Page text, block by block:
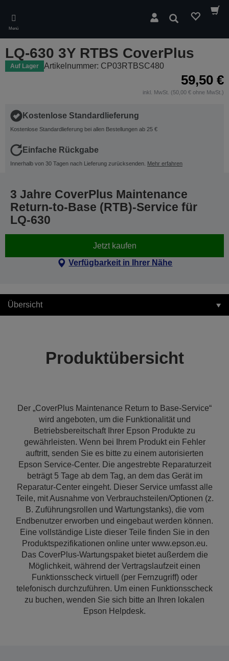
main
content
Menü
Suchen
LQ-630 3Y RTBS CoverPlus
Auf Lager Artikelnummer: CP03RTBSC480
59,50 €
inkl. MwSt. (50,00 € ohne MwSt.)
Kostenlose Standardlieferung
Kostenlose Standardlieferung bei allen Bestellungen ab 25 €
Einfache Rückgabe
Innerhalb von 30 Tagen nach Lieferung zurücksenden. Mehr erfahren
3 Jahre CoverPlus Maintenance
Return-to-Base (RTB)-Service für
LQ-630
Jetzt kaufen
Verfügbarkeit in Ihrer Nähe
Übersicht
Produktübersicht
Der „CoverPlus Maintenance Return to Base-Service“
wird angeboten, um die Funktionalität und
Betriebsbereitschaft Ihrer Epson Produkte zu
gewährleisten. Wenn bei Ihrem Produkt ein Fehler
auftritt, senden Sie es bitte zu einem autorisierten
Epson Service-Center. Die angestrebte Reparaturzeit
beträgt 5 Tage ab dem Tag, an dem das Gerät im
Reparatur-Center eingeht. Dieser Service umfasst alle
Teile, mit Ausnahme von Verbrauchsteilen/Optionen (z.
B. Zuführungsrollen und Wartungstanks), die vom
Endbenutzer erworben und eingebaut werden können.
Eine vollständige Liste dieser Teile finden Sie in den
Produktspezifikationen online unter www.epson.eu.
Das CoverPlus-Wartungspaket bietet außerdem die
Möglichkeit, während der Vertragslaufzeit einen
Funktionsscheck virtuell (per Fernzugriff) oder
telefonisch durchzuführen. Um einen Funktionsscheck
zu buchen, wenden Sie sich bitte an Ihren lokalen
Epson Helpdesk.